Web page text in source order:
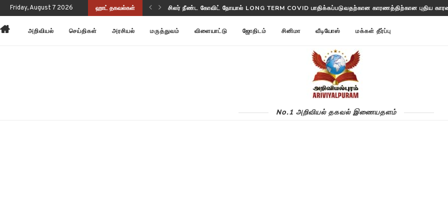
Friday, August 7 2026 ஹாட் தகவல்கள்
வடிவங்கள்! சிலர் நீண்ட கோவிட் நோயால் LONG TERM COVID பாதிக்கப்படுவதற்கான காரணத்திற்கான புதிய
அறிவியல் செய்திகள் அரசியல் மருத்துவம் விளையாட்டு ஜோதிடம் சினிமா வீடியோஸ் மக்கள் தீர்ப்பு
No.1 அறிவியல் தகவல் இணையதளம்